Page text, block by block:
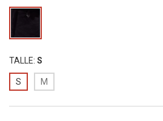
TALLE: S
S M